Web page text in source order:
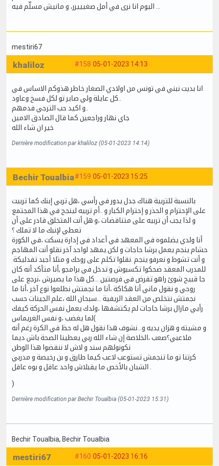
mestiri67
#158 05-01-2023 14:13
khaliloz
انا بديت نبني في تونس من اولادي الصغار خاطر هذوكم الاساس في
جاي نهار وراجعين كما قال الصادق الامين
خير ان شاء الله
Dernière modification par khaliloz (05-01-2023 14:14)
#159 05-01-2023 15:25
Bechir Toualbia
بالنسبة للتربية هناك جدل يدور في رأسي ،هل تربي إبنك كما تربيت
على الإحترام و الحذر و إحترام الكبار و ..أم تربيه لينجح في هذا المجتمع
و لذا يجب أن تربيه على متناقضات ،و هل أنت المتخلق قادر على أن
تعطي لإنبك ما لا تملك ؟
أنا ولدي يضلموه في المعهد في أعداد في إدارة يسكت ،في الكورة
حشام ينجم يعمل برشا حاجات و لكن يمهد لواحد آخر نقلو أنت المهاجم
و أنت تشوط و نعرفو ينجم .نقلوا تكلم على روحك و مثلا أجبد تفدليكة
للمدرب المعقد ضحكوا تكسبوش و تدخل في برامجو ,أنا متأكد أنه كان
جا قبيح شوئ راهو تفرض في فرصتين ...كل هذا ما يصيرش ،نرجع على
روحي و نقول ماني أنا هكاكة ،أنا ما نجمتش نطلعوا نوع آخر ،أنا ما
نجمتش نتخلص من العقد الريفية ...سبحان الله ،علم الجينات حسب
رأيي مازال برشا حاجات لم يكتشفها ،ولدك يعمل نفس الحركة كيفك
لما يغضب ،و نفس الغريماس(
و مشيته و هزان يديه و...نشوف هذا نقول هل له حظ في الكرة رغم أنه
ملاعبي؟صعب ،الخلاصة إن شاء الله ربي يعطينا الصحة باش ديما
نكونولهم سند و لاش لا ننقضوا هذا الوطن
كرتنا تو ما تنجمش تستوعب لاعب كيما طارق و بن رخيصة و مدربي
)
Dernière modification par Bechir Toualbia (05-01-2023 15:31)
Bechir Toualbia, Bechir Toualbia
#160 05-01-2023 16:16
mestiri67